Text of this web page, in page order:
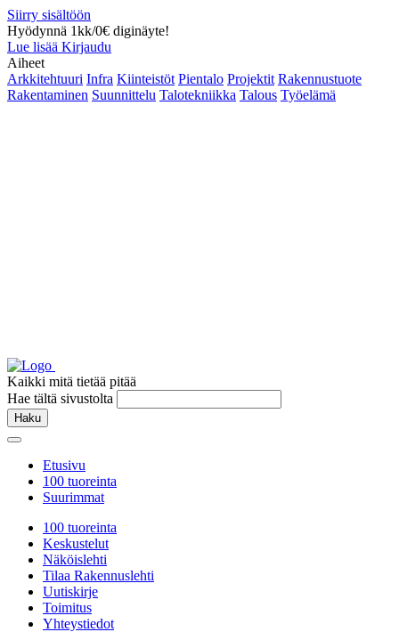
Siirry sisältöön
Hyödynnä 1kk/0€ diginäyte!
Lue lisää Kirjaudu
Aiheet
Arkkitehtuuri Infra Kiinteistöt Pientalo Projektit Rakennustuote
Rakentaminen Suunnittelu Talotekniikka Talous Työelämä
Kaikki mitä tietää pitää
Hae tältä sivustolta
Haku
Etusivu
100 tuoreinta
Suurimmat
100 tuoreinta
Keskustelut
Näköislehti
Tilaa Rakennuslehti
Uutiskirje
Toimitus
Yhteystiedot